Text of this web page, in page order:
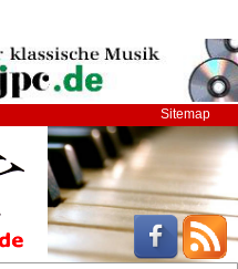
Sitemap